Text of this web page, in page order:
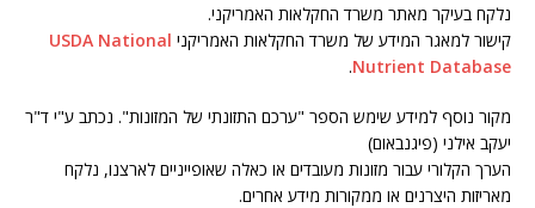
נלקח בעיקר מאתר משרד החקלאות האמריקני.
קישור למאגר המידע של משרד החקלאות האמריקני USDA National
Nutrient Database
.
מקור נוסף למידע שימש הספר "ערכם התזונתי של המזונות". נכתב ע"י ד"ר
יעקב אילני (פיגנבאום)
הערך הקלורי עבור מזונות מעובדים או כאלה שאופייניים לארצנו, נלקח
מאריזות היצרנים או ממקורות מידע אחרים.